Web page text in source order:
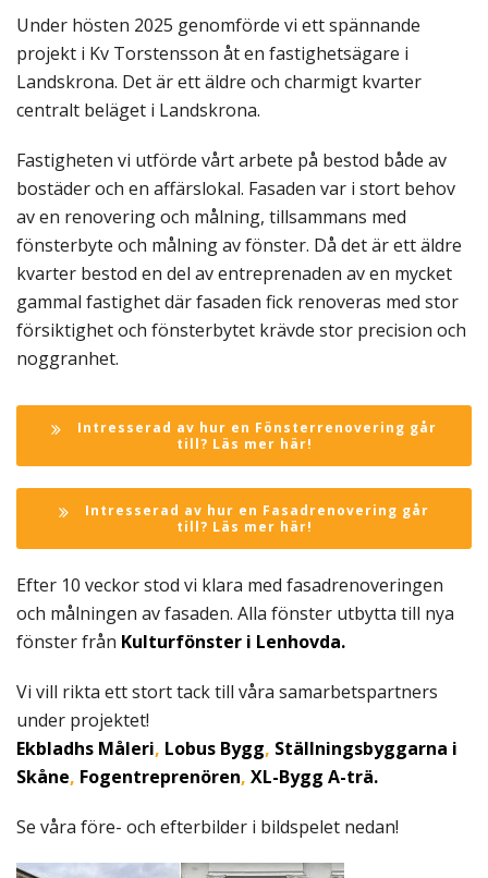
Under hösten 2025 genomförde vi ett spännande
projekt i Kv Torstensson åt en fastighetsägare i
Landskrona. Det är ett äldre och charmigt kvarter
centralt beläget i Landskrona.
Fastigheten vi utförde vårt arbete på bestod både av
bostäder och en affärslokal. Fasaden var i stort behov
av en renovering och målning, tillsammans med
fönsterbyte och målning av fönster. Då det är ett äldre
kvarter bestod en del av entreprenaden av en mycket
gammal fastighet där fasaden fick renoveras med stor
försiktighet och fönsterbytet krävde stor precision och
noggranhet.
Intresserad av hur en Fönsterrenovering går
till? Läs mer här!
Intresserad av hur en Fasadrenovering går
till? Läs mer här!
Efter 10 veckor stod vi klara med fasadrenoveringen
och målningen av fasaden. Alla fönster utbytta till nya
fönster från Kulturfönster i Lenhovda.
Vi vill rikta ett stort tack till våra samarbetspartners
under projektet!
Ekbladhs Måleri, Lobus Bygg, Ställningsbyggarna i
Skåne, Fogentreprenören, XL-Bygg A-trä.
Se våra före- och efterbilder i bildspelet nedan!